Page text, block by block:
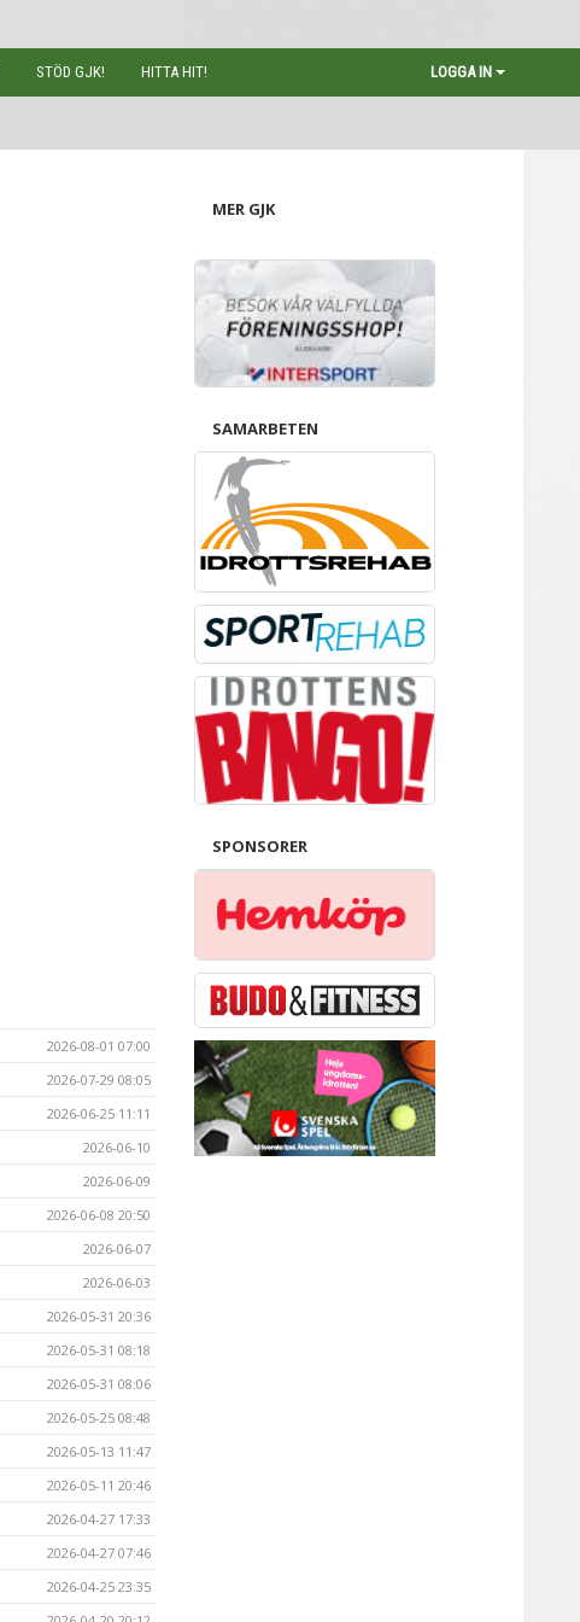
STÖD GJK! HITTA HIT! LOGGA IN
2026-08-01 07:00
2026-07-29 08:05
2026-06-25 11:11
2026-06-10
2026-06-09
2026-06-08 20:50
2026-06-07
2026-06-03
2026-05-31 20:36
2026-05-31 08:18
2026-05-31 08:06
2026-05-25 08:48
2026-05-13 11:47
2026-05-11 20:46
2026-04-27 17:33
2026-04-27 07:46
2026-04-25 23:35
MER GJK
SAMARBETEN
SPONSORER